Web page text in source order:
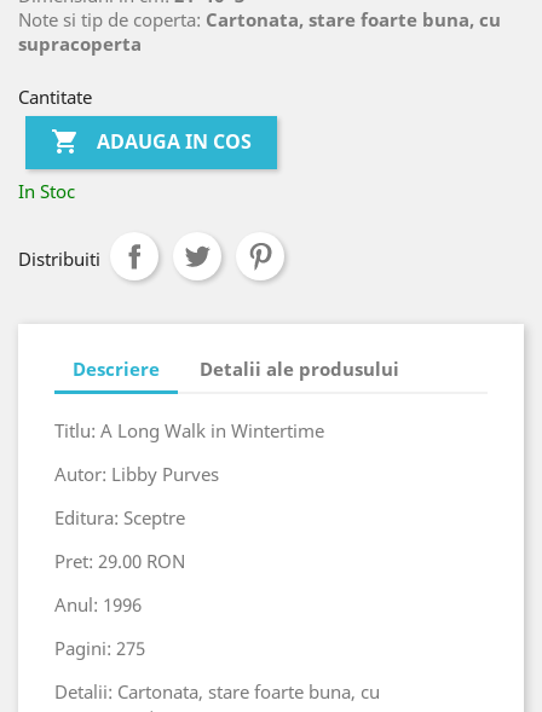
Note si tip de coperta: Cartonata, stare foarte buna, cu
supracoperta
Cantitate
 ADAUGA IN COS
In Stoc
Distribuiti
Descriere Detalii ale produsului
Titlu: A Long Walk in Wintertime
Autor: Libby Purves
Editura: Sceptre
Pret: 29.00 RON
Anul: 1996
Pagini: 275
Detalii: Cartonata, stare foarte buna, cu